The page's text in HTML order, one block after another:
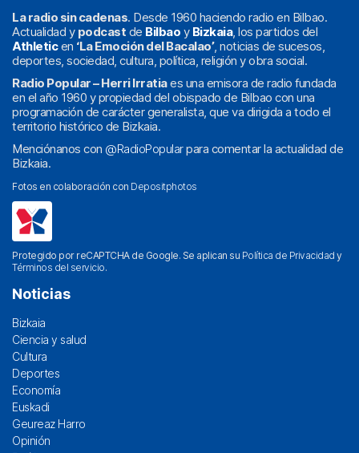
La radio sin cadenas. Desde 1960 haciendo radio en Bilbao.
Actualidad y podcast de Bilbao y Bizkaia, los partidos del
Athleticen ‘La Emoción del Bacalao’, noticias de sucesos,
deportes, sociedad, cultura, política, religión y obra social.
Radio Popular – Herri Irratiaes una emisora de radio fundada
en el año 1960 y propiedad del obispado de Bilbao con una
programación de carácter generalista, que va dirigida a todo el
territorio histórico de Bizkaia.
Menciónanos con @RadioPopularpara comentar la actualidad de
Bizkaia.
Fotos en colaboración con Depositphotos
Protegido por reCAPTCHA de Google. Se aplican su Política de Privacidad y
Términos del servicio.
Noticias
Bizkaia
Ciencia y salud
Cultura
Deportes
Economía
Euskadi
Geureaz Harro
Opinión